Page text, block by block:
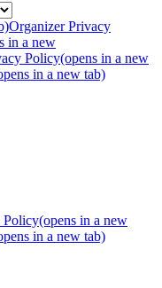
Organizer Privacy
in a new
Policy(opens in a new
in a new tab)
Policy(opens in a new
in a new tab)